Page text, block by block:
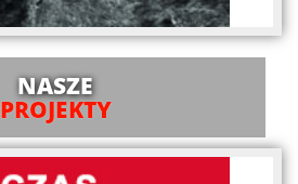
NASZE
PROJEKTY